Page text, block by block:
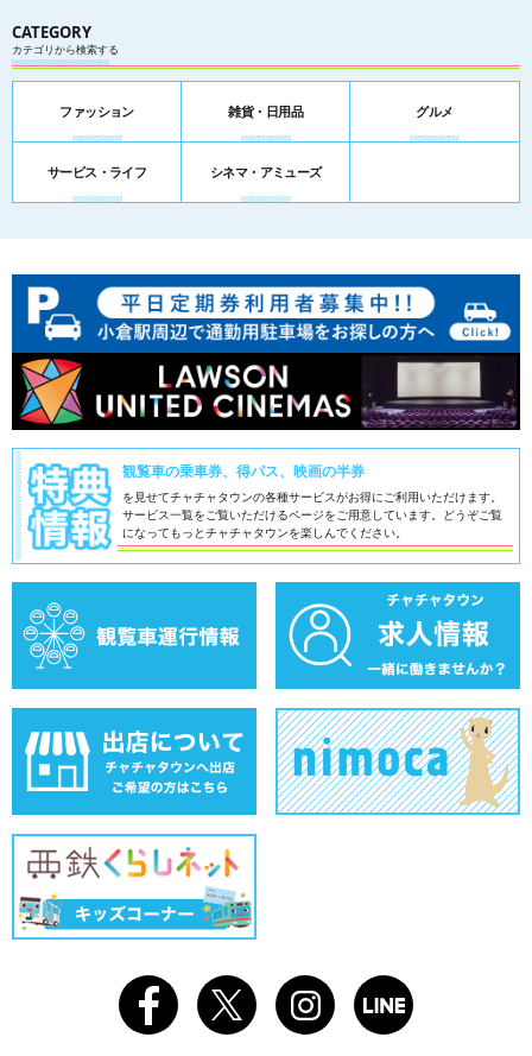
カテゴリから検索する
CATEGORY
ファッション 雑貨・日用品 グルメ
サービス・ライフ シネマ・アミューズ
観覧車の乗車券、得パス、映画の半券
を見せてチャチャタウンの各種サービスがお得にご利用いただけます。
サービス一覧をご覧いただけるページをご用意しています。 どうぞご覧
になってもっとチャチャタウンを楽しんでください。